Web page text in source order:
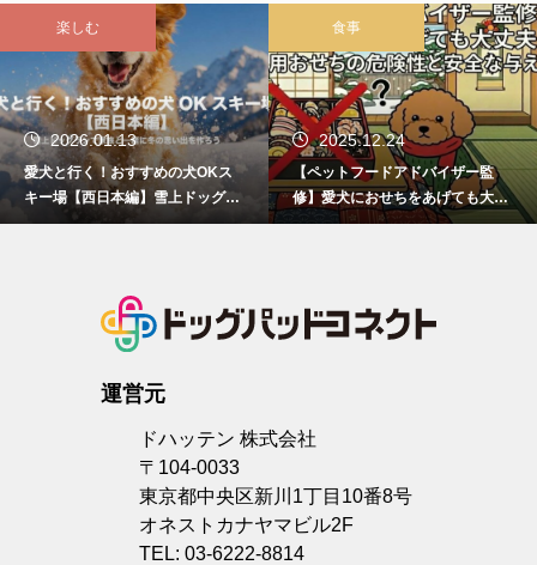
楽しむ
2026.01.13
愛犬と行く！おすすめの犬OKス
キー場【西日本編】雪上ドッグラ
ンあり
食事
2025.12.24
【ペットフードアドバイザー監
修】愛犬におせちをあげても大丈
夫？人間用おせちの危険性と安全
運営元
ドハッテン 株式会社
〒104-0033
東京都中央区新川1丁目10番8号
オネストカナヤマビル2F
TEL: 03-6222-8814